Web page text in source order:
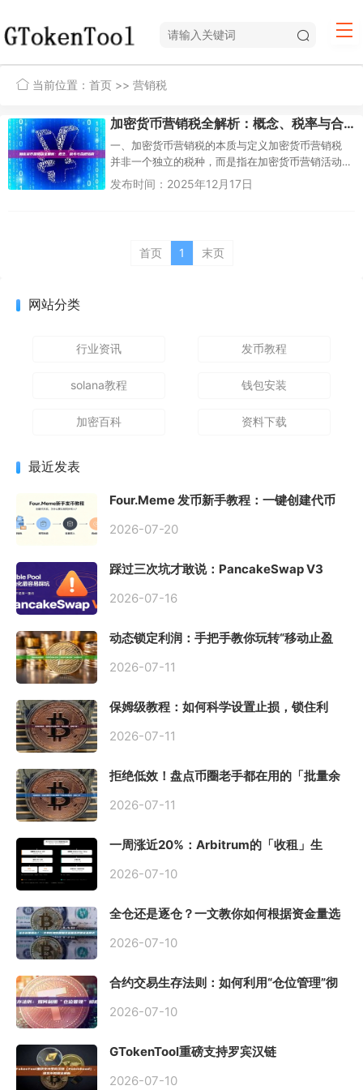
当前位置： 首页 >> 营销税
加密货币营销税全解析：概念、税率与合规指南
一、加密货币营销税的本质与定义加密货币营销税
并非一个独立的税种，而是指在加密货币营销活动
中产生的税务责任的总称。当个人或企业通过营销
发布时间：2025年12月17日
首页 1 末页
网站分类
行业资讯 发币教程
solana教程 钱包安装
加密百科 资料下载
最近发表
Four.Meme 发币新手教程：一键创建代币
2026-07-20
踩过三次坑才敢说：PancakeSwap V3
初始化
2026-07-16
动态锁定利润：手把手教你玩转“移动止盈
2026-07-11
保姆级教程：如何科学设置止损，锁住利
2026-07-11
拒绝低效！盘点币圈老手都在用的「批量余
2026-07-11
一周涨近20%：Arbitrum的「收租」生
2026-07-10
全仓还是逐仓？一文教你如何根据资金量选
2026-07-10
合约交易生存法则：如何利用“仓位管理”彻
2026-07-10
GTokenTool重磅支持罗宾汉链
2026-07-10